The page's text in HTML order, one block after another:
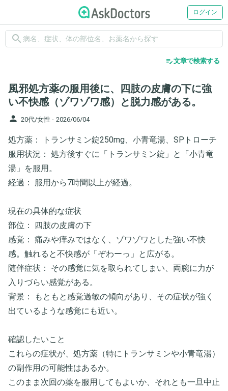
ログイン
search
edit_note文章で検索する
風邪処方薬の服用後に、四肢の皮膚の下に強
い不快感（ゾワゾワ感）と脱力感がある。
person 20代/女性 - 2026/06/04
​処方薬： トランサミン錠250mg、小青竜湯、SPトローチ
​服用状況： 処方後すぐに「トランサミン錠」と「小青竜
湯」を服用。
​経過： 服用から7時間以上が経過。
現在の具体的な症状
​部位： 四肢の皮膚の下
​感覚： 痛みや痒みではなく、ゾワゾワとした強い不快
感。触れると不快感が「ぞわーっ」と広がる。
​随伴症状： その感覚に気を取られてしまい、両腕に力が
入りづらい感覚がある。
​背景： もともと感覚過敏の傾向があり、その症状が強く
出ているような感覚にも近い。
確認したいこと
​これらの症状が、処方薬（特にトランサミンや小青竜湯）
の副作用の可能性はあるか。
​このまま次回の薬を服用してもよいか、それとも一旦中止